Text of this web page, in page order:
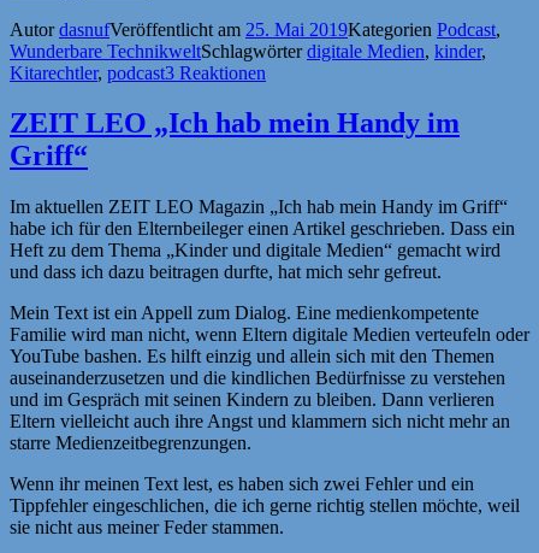
AutordasnufVeröffentlicht am 25. Mai 2019Kategorien Podcast,
Wunderbare TechnikweltSchlagwörterdigitale Medien, kinder,
Kitarechtler, podcast3 Reaktionen
ZEIT LEO „Ich hab mein Handy im
Griff“
Im aktuellen ZEIT LEO Magazin „Ich hab mein Handy im Griff“
habe ich für den Elternbeileger einen Artikel geschrieben. Dass ein
Heft zu dem Thema „Kinder und digitale Medien“ gemacht wird
und dass ich dazu beitragen durfte, hat mich sehr gefreut.
Mein Text ist ein Appell zum Dialog. Eine medienkompetente
Familie wird man nicht, wenn Eltern digitale Medien verteufeln oder
YouTube bashen. Es hilft einzig und allein sich mit den Themen
auseinanderzusetzen und die kindlichen Bedürfnisse zu verstehen
und im Gespräch mit seinen Kindern zu bleiben. Dann verlieren
Eltern vielleicht auch ihre Angst und klammern sich nicht mehr an
starre Medienzeitbegrenzungen.
Wenn ihr meinen Text lest, es haben sich zwei Fehler und ein
Tippfehler eingeschlichen, die ich gerne richtig stellen möchte, weil
sie nicht aus meiner Feder stammen.